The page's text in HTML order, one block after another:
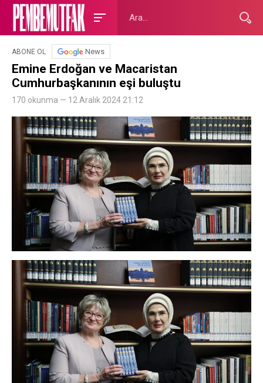
ABONE OL News
Emine Erdoğan ve Macaristan
Cumhurbaşkanının eşi buluştu
170 okunma — 12 Aralık 2024 21:12